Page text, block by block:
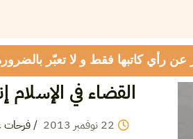
عن رأي كاتبها فقط و لا تعبّر
القضاء في
22 نوفمبر 2013
/فرحات